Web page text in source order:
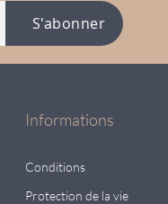
S'abonner
Informations
Conditions
Protection de la vie